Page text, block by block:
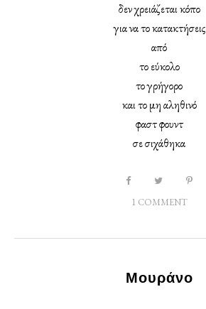
δεν χρειάζεται κόπο
για να το κατακτήσεις
από
το εύκολο
το γρήγορο
και το μη αληθινό
φαστ φουντ
σε σιχάθηκα
1 COMMENT
Μουράνο